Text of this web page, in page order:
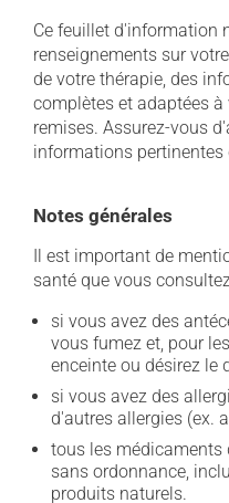
Ce feuillet d'information
renseignements sur
de votre thérapie, des
complètes et adaptées
remises. Assurez-vous
informations
Notes générales
Il est important de
santé que vous
si vous avez des
vous fumez et, pour
enceinte ou désirez le
si vous avez des
d'autres allergies (ex.
tous les médicaments
sans ordonnance,
produits naturels.